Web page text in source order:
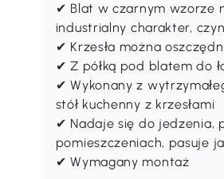
✔ Blat w czarnym wzorze
industrialny charakter,
✔ Krzesła można
✔ Z półką pod blatem do
✔ Wykonany z
stół kuchenny z krzesłami
✔ Nadaje się do jedzenia,
pomieszczeniach, pasuje
✔ Wymagany montaż